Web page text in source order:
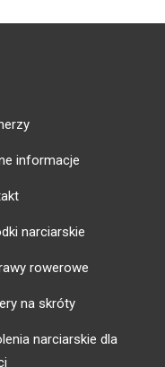
informacje
narciarskie
rowerowe
na skróty
narciarskie dla